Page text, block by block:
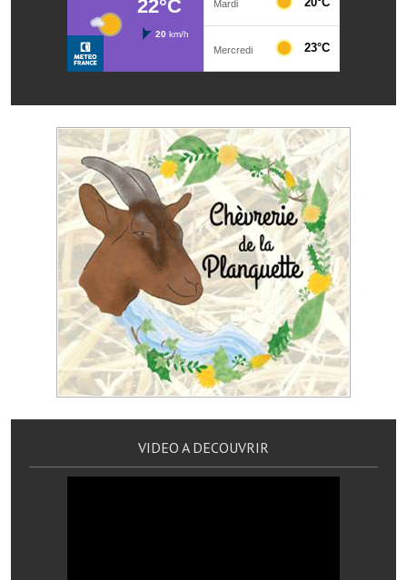
Actions et projets
Projets et travaux en cours
Procès verbaux des conseils municipaux
Communication
Le bulletin municipal : Fressinfo & Le Fressinois
Toutes les publications
Le village dans l'intercommunalité
Communauté de communes
Autres groupements
Les réseaux partenaires
L'association des maires
Le conseil départemental
VIDEO A DECOUVRIR